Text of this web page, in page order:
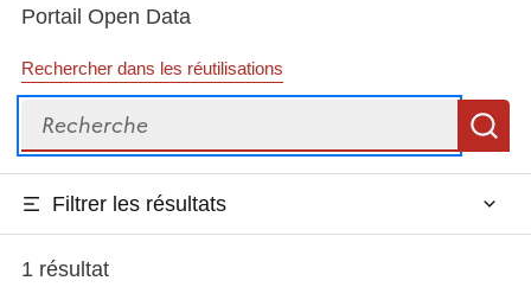
Portail Open Data
Rechercher dans les réutilisations
Recherche
Filtrer les résultats
1 résultat